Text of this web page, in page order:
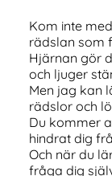
Kom inte
rädslan som
Hjärnan gör
och ljuger
Men jag kan
rädslor och
Du kommer
hindrat dig
Och när du
fråga dig